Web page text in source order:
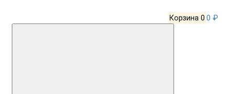
Корзина 0 0 ₽